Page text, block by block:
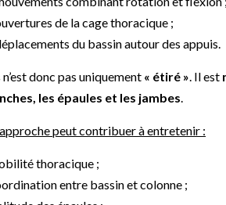
de la cage thoracique ;
du bassin autour des appuis.
n’est donc pas uniquement « étiré ». Il est
les épaules et les jambes.
peut contribuer à entretenir :
thoracique ;
entre bassin et colonne ;